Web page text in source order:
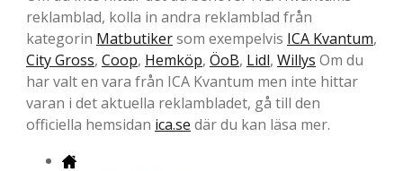
reklamblad, kolla in andra reklamblad från
kategorin Matbutikersom exempelvis ICA Kvantum,
City Gross, Coop, Hemköp, ÖoB, Lidl, Willys Om du
har valt en vara från ICA Kvantum men inte hittar
varan i det aktuella reklambladet, gå till den
officiella hemsidan ica.se där du kan läsa mer.